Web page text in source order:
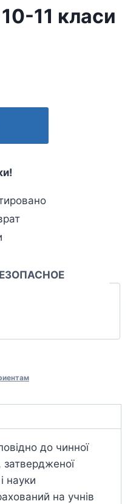
11 класи
до чинної
затвердженої
науки
на учнів